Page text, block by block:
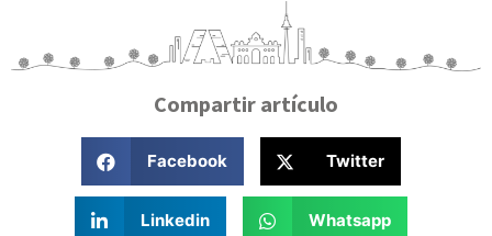
Compartir artículo
Facebook Twitter
Linkedin Whatsapp